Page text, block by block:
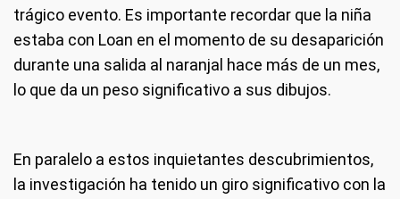
trágico evento. Es importante recordar que la niña
estaba con Loan en el momento de su desaparición
durante una salida al naranjal hace más de un mes,
lo que da un peso significativo a sus dibujos.
En paralelo a estos inquietantes descubrimientos,
la investigación ha tenido un giro significativo con la